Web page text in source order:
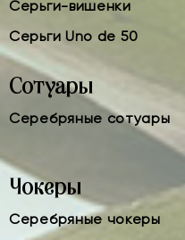
Серьги-вишенки
Серьги Uno de 50
Сотуары
Серебряные сотуары
Чокеры
Серебряные чокеры